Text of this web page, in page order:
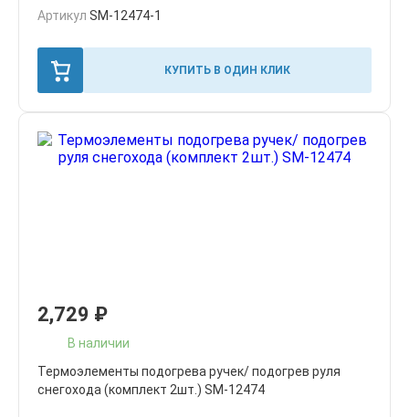
Артикул SM-12474-1
КУПИТЬ В ОДИН КЛИК
2,729 ₽
В наличии
Термоэлементы подогрева ручек/ подогрев руля
снегохода (комплект 2шт.) SM-12474